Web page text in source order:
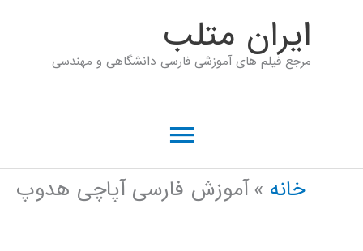
ايران متلب
مرجع فیلم های آموزشی فارسی دانشگاهی و مهندسی
فهرست
اصلی
خانه آموزش فارسی آپاچی هدوپ